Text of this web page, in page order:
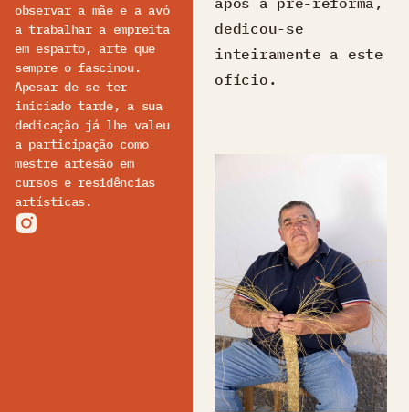
observar a mãe e a avó
a trabalhar a empreita
em esparto, arte que
sempre o fascinou.
Apesar de se ter
iniciado tarde, a sua
dedicação já lhe valeu
a participação como
mestre artesão em
cursos e residências
artísticas.
dedicou-se
inteiramente a este
ofício.